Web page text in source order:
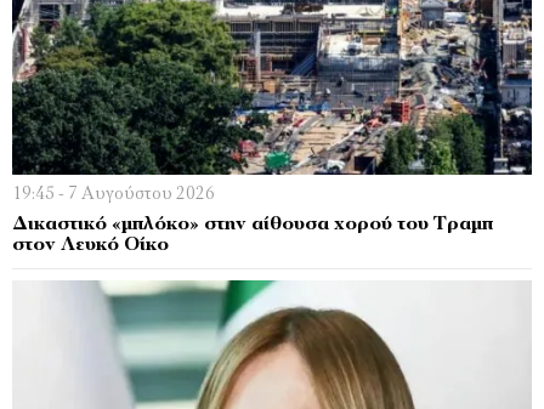
19:45 - 7 Αυγούστου 2026
Δικαστικό «μπλόκο» στην αίθουσα χορού του Τραμπ
στον Λευκό Οίκο